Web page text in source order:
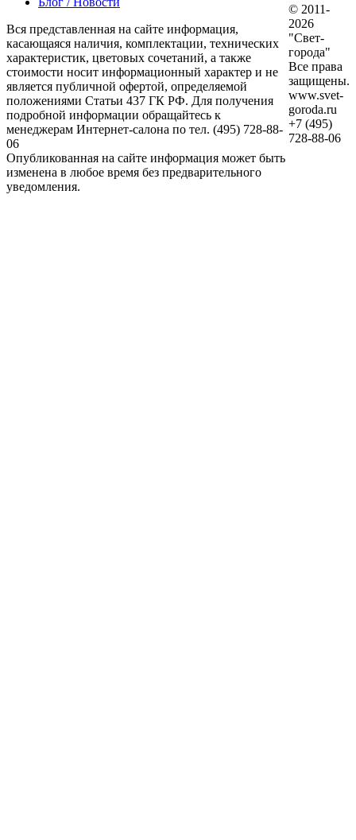
Вся представленная на сайте информация,
касающаяся наличия, комплектации, технических
характеристик, цветовых сочетаний, а также
стоимости носит информационный характер и не
является публичной офертой, определяемой
положениями Статьи 437 ГК РФ. Для получения
подробной информации обращайтесь к
менеджерам Интернет-салона по тел. (495) 728-88-
06
Опубликованная на сайте информация может быть
изменена в любое время без предварительного
уведомления.
© 2011-
2026
"Свет-
города"
Все права
защищены.
www.svet-
goroda.ru
+7 (495)
728-88-06